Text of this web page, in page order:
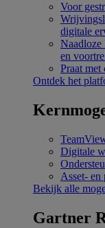
Voor
digitale
Naadloze
en
Praat met
Ontdek het
Digitale
Asset- en
Bekijk alle
Gartner